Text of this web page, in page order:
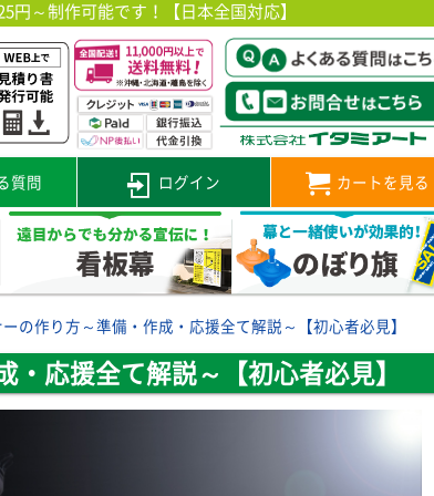
～制作可能です！【日本全国対応】
質問 ログイン カートを見る
の作り方～準備・作成・応援全て解説～【初心者必見】
応援全て解説～【初心者必見】